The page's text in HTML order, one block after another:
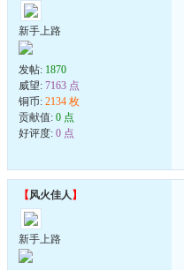
新手上路
发帖: 1870
威望: 7163 点
铜币: 2134 枚
贡献值: 0 点
好评度: 0 点
【风火佳人 】
新手上路